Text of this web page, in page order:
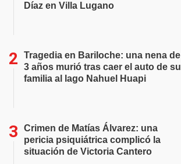
Díaz en Villa Lugano
Tragedia en Bariloche: una nena de
3 años murió tras caer el auto de su
familia al lago Nahuel Huapi
Crimen de Matías Álvarez: una
pericia psiquiátrica complicó la
situación de Victoria Cantero